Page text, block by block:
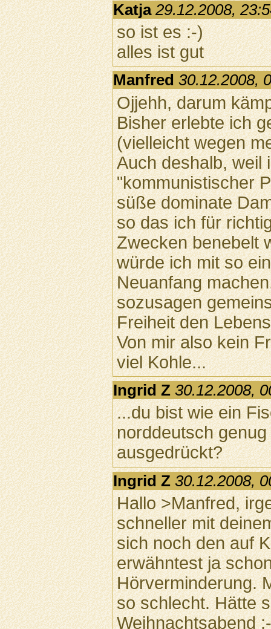
Katja 29.12.2008,
so ist es :-)
alles ist gut
Manfred 30.12.2008,
Ojjehh, darum
Bisher erlebte ich
(vielleicht wegen
Auch deshalb, weil
"kommunistischer
süße dominate
so das ich für
Zwecken benebelt
würde ich mit so
Neuanfang
sozusagen
Freiheit den
Von mir also kein
viel Kohle...
Ingrid Z 30.12.2008,
...du bist wie ein
norddeutsch
ausgedrückt?
Ingrid Z 30.12.2008,
Hallo >Manfred,
schneller mit
sich noch den auf
erwähntest ja
Hörverminderung.
so schlecht. Hätte
Weihnachtsabend